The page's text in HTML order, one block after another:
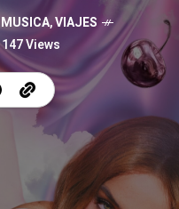
MUSICA,VIAJES
147 Views